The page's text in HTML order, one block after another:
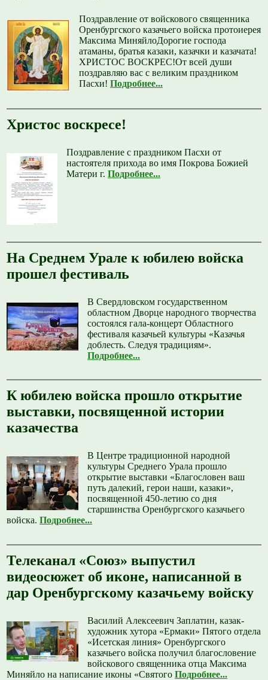
Поздравление от войскового священника
Оренбургского казачьего войска протоиерея
Максима МиняйлоДорогие господа
атаманы, братья казаки, казачки и казачата!
ХРИСТОС ВОСКРЕС!От всей души
поздравляю вас с великим праздником
Пасхи!Подробнее...
Христос воскресе!
Поздравление с праздником Пасхи от
настоятеля прихода во имя Покрова Божией
Матери г.Подробнее...
На Среднем Урале к юбилею войска
прошел фестиваль
В Свердловском государственном
областном Дворце народного творчества
состоялся гала-концерт Областного
фестиваля казачьей культуры «Казачья
доблесть. Следуя традициям».
Подробнее...
К юбилею войска прошло открытие
выставки, посвященной истории
казачества
В Центре традиционной народной
культуры Среднего Урала прошло
открытие выставки «Благословен ваш
путь далекий, герои наши, казаки»,
посвященной 450-летию со дня
старшинства Оренбургского казачьего
войска.Подробнее...
Телеканал «Союз» выпустил
видеосюжет об иконе, написанной в
дар Оренбургскому казачьему войску
Василий Алексеевич Заплатин, казак-
художник хутора «Ермаки» Пятого отдела
«Исетская линия» Оренбургского
казачьего войска получил благословение
войскового священника отца Максима
Миняйло на написание иконы «СвятогоПодробнее...